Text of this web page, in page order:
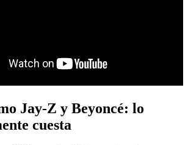
Jay-Z y Beyoncé: lo
cuesta